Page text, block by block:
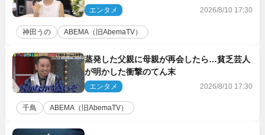
エンタメ 2026/8/10 17:30
神田うの ABEMA（旧AbemaTV）
蒸発した父親に母親が再会したら…貧乏芸人
が明かした衝撃のてん末
エンタメ 2026/8/10 17:30
千鳥 ABEMA（旧AbemaTV）